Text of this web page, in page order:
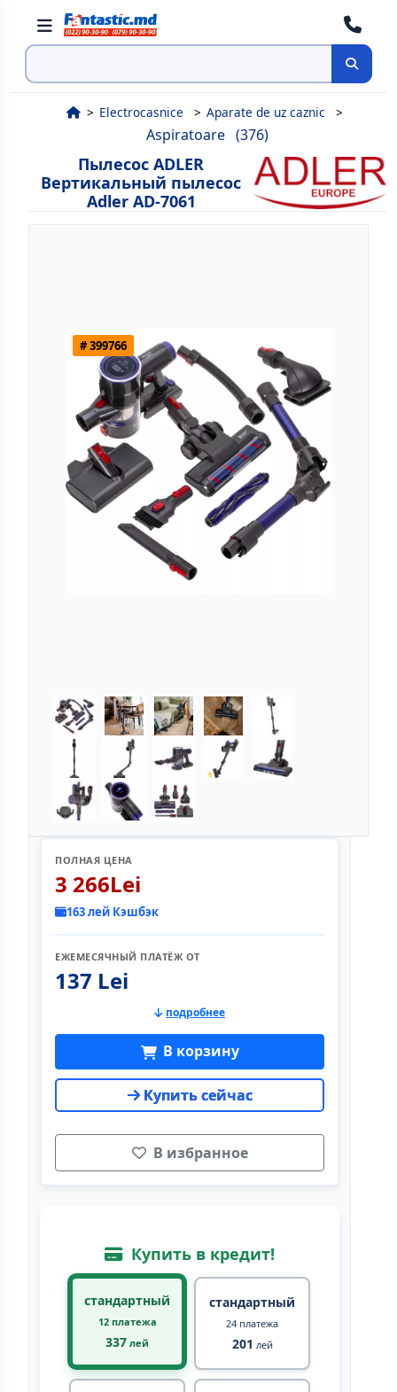
Поиск
Electrocasnice Aparate de uz caznic
Aspiratoare (376)
Пылесос ADLER
Вертикальный пылесос
Adler AD-7061
# 399766
ПОЛНАЯ ЦЕНА
3 266Lei
163 лей Кэшбэк
ЕЖЕМЕСЯЧНЫЙ ПЛАТЁЖ ОТ
137 Lei
подробнее
В корзину
Купить сейчас
В избранное
Купить в кредит!
стандартный
12 платежа
337 лей
стандартный
24 платежа
201 лей